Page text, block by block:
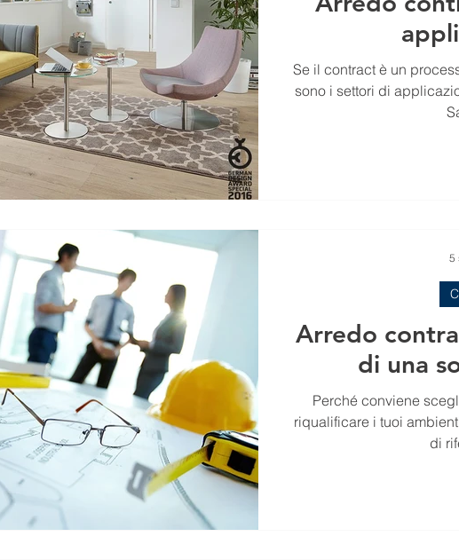
Se il contract è un
sono i settori di applicazione. Scopri la Formula
Arredo
di una
Perché conviene
riqualificare i tuoi
di
5